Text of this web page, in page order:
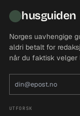
husguiden
Norges uavhengige
aldri betalt for
når du faktisk velger
UTFORSK